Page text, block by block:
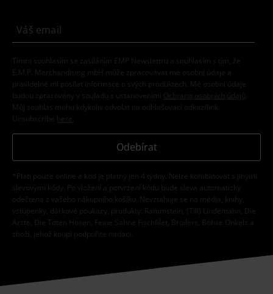
Tímto souhlasím se zasíláním EMP Newslettru a souhlasím s tím, že
E.M.P. Merchandising mbH může zpracovávat mé osobní údaje a
pravidelně mi posílat informace o svých produktech. Mé osobní údaje
budou zpracovány v souladu s ustanoveními
Ochrana osobních údajů
Můj souhlas mohu kdykoliv odvolat na odhlašovací odkaz/link.
Unsubscribe here
Odebírat
*Platí pouze online a kód je platný jen 4 týdny. Nelze kombinovat s jinými
slevovými kódy. Po vložení a potvrzení kódu bude sleva automaticky
odečtena z vašeho nákupního košíku. Nevztahuje se na média, knihy,
vstupenky, dárkové poukazy, produkty: Rammstein, (Till) Lindemann, Die
Ärzte, Die Toten Hosen, Feine Sahne Fischfilet, Broilers, Böhse Onkelz a
zboží, jehož koupí podpoříte nadaci.